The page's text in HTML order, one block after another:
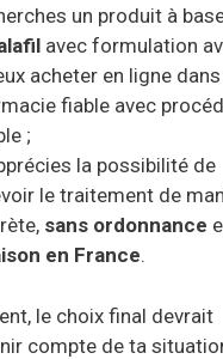
un produit à
avec formulation
acheter en ligne
fiable avec
;
la possibilité de
le traitement de
sans ordonnance
en France.
le choix final devrait
compte de ta